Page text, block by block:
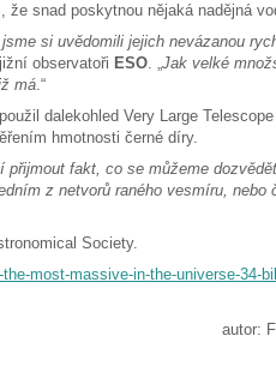
snad poskytnou nějaká nadějná
si uvědomili jejich nevázanou
observatoři ESO. „Jak velké
má.“
dalekohled Very Large
hmotnosti černé díry.
fakt, co se můžeme
z netvorů raného vesmíru, nebo
Society.
most-massive-in-the-universe-34-
autor: